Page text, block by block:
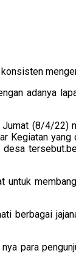
adanya
(8/4/22)
Kegiatan
berbagai
para